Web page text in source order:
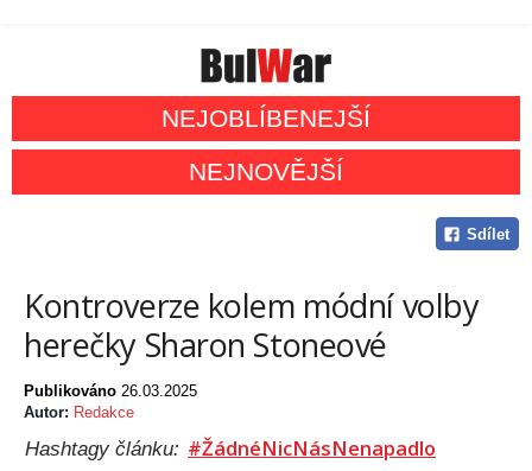
NEJOBLÍBENEJŠÍ
NEJNOVĚJŠÍ
Sdílet
Kontroverze kolem módní volby
herečky Sharon Stoneové
Publikováno 26.03.2025
Autor: Redakce
Hashtagy článku: #ŽádnéNicNásNenapadlo